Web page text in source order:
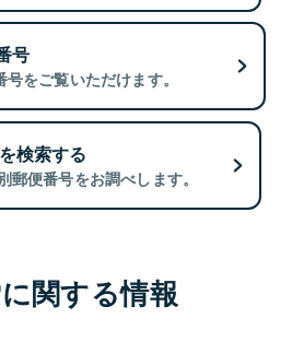
号
をご覧いただけます。
検索する
郵便番号をお調べします。
関する情報